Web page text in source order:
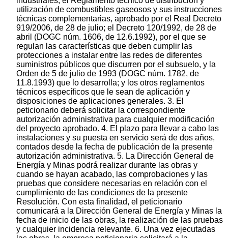
utilización de combustibles gaseosos y sus instrucciones
técnicas complementarias, aprobado por el Real Decreto
919/2006, de 28 de julio; el Decreto 120/1992, de 28 de
abril (DOGC núm. 1606, de 12.6.1992), por el que se
regulan las características que deben cumplir las
protecciones a instalar entre las redes de diferentes
suministros públicos que discurren por el subsuelo, y la
Orden de 5 de julio de 1993 (DOGC núm. 1782, de
11.8.1993) que lo desarrolla; y los otros reglamentos
técnicos específicos que le sean de aplicación y
disposiciones de aplicaciones generales. 3. El
peticionario deberá solicitar la correspondiente
autorización administrativa para cualquier modificación
del proyecto aprobado. 4. El plazo para llevar a cabo las
instalaciones y su puesta en servicio será de dos años,
contados desde la fecha de publicación de la presente
autorización administrativa. 5. La Dirección General de
Energía y Minas podrá realizar durante las obras y
cuando se hayan acabado, las comprobaciones y las
pruebas que considere necesarias en relación con el
cumplimiento de las condiciones de la presente
Resolución. Con esta finalidad, el peticionario
comunicará a la Dirección General de Energía y Minas la
fecha de inicio de las obras, la realización de las pruebas
y cualquier incidencia relevante. 6. Una vez ejecutadas